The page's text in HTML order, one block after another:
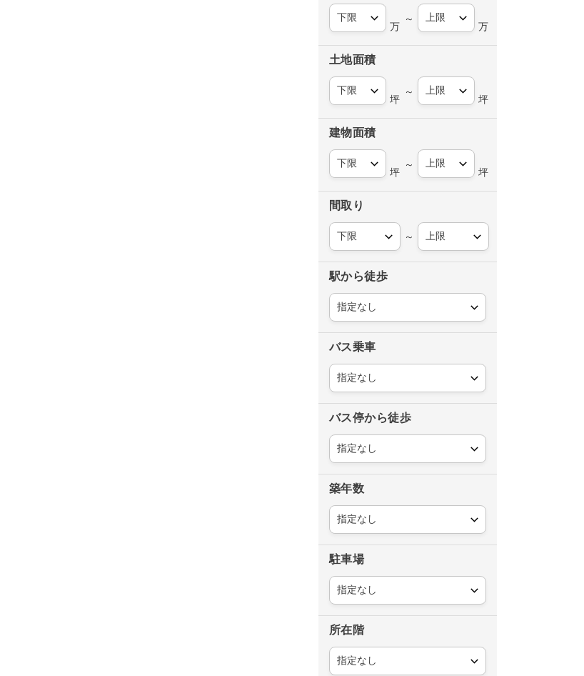
万
～
万
土地面積
坪
～
坪
建物面積
坪
～
坪
間取り
～
駅から徒歩
バス乗車
バス停から徒歩
築年数
駐車場
所在階